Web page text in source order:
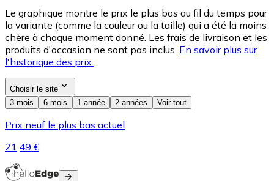
Le graphique montre le prix le plus bas au fil du temps pour
la variante (comme la couleur ou la taille) qui a été la moins
chère à chaque moment donné. Les frais de livraison et les
produits d'occasion ne sont pas inclus. En savoir plus sur
l'historique des prix.
Choisir le site
3 mois
6 mois 1 année 2 années Voir tout
Prix neuf le plus bas actuel
21,49 €